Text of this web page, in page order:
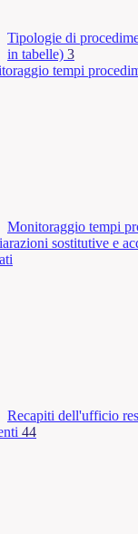
Tipologie di
in tabelle) 3
tempi
Monitoraggio tempi
sostitutive e
Recapiti dell'ufficio
44